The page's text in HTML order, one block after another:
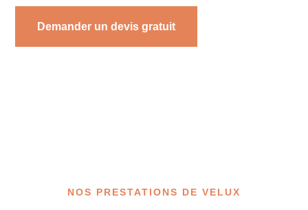
Demander un devis gratuit
NOS PRESTATIONS DE VELUX